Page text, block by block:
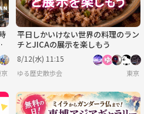
京
平日しかいけない世界の料理のラン
チとJICAの展示を楽しもう
8/12(水) 11:15
ゆる歴史散歩会 東京